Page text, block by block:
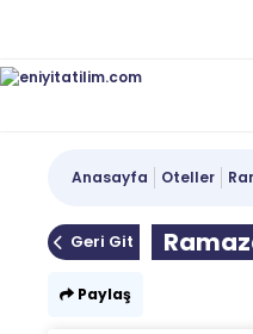
Anasayfa Oteller
Geri Git
Paylaş